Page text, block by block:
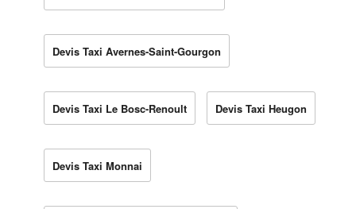
Devis Taxi Avernes-Saint-Gourgon
Devis Taxi Le Bosc-Renoult Devis Taxi Heugon
Devis Taxi Monnai